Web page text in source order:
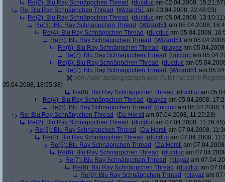
Re(2): Blu Ray Schnäppchen Thread (ducduc am 02.04.2008, 15:21:57)
Re: Blu Ray Schnäppchen Thread (Wizard51 am 03.04.2008, 22:48:03)
Re(2): Blu Ray Schnäppchen Thread (ducduc am 05.04.2008, 13:10:11)
Re(3): Blu Ray Schnäppchen Thread (Wizard51 am 05.04.2008,
Re(4): Blu Ray Schnäppchen Thread (ducduc am 05.04.2008,
Re(5): Blu Ray Schnäppchen Thread (Wizard51 am
Re(6): Blu Ray Schnäppchen Thread (playaz am
Re(7): Blu Ray Schnäppchen Thread (ducduc am
Re(6): Blu Ray Schnäppchen Thread (ducduc am
Re(7): Blu Ray Schnäppchen Thread (Wizard51 am
Vom Autor zurückgezogen oder Autor hat seine
05.04.2008, 18:55:38)
Re(8): Blu Ray Schnäppchen Thread (ducduc am
Re(4): Blu Ray Schnäppchen Thread (playaz am 05.04.2008,
Re(5): Blu Ray Schnäppchen Thread (ducduc am 05.04.2008,
Re: Blu Ray Schnäppchen Thread (Da Horstl am 07.04.2008, 11:25:23)
Re(2): Blu Ray Schnäppchen Thread (ducduc am 07.04.2008, 11:26:45)
Re(3): Blu Ray Schnäppchen Thread (Da Horstl am 07.04.2008,
Re(4): Blu Ray Schnäppchen Thread (ducduc am 07.04.2008,
Re(5): Blu Ray Schnäppchen Thread (Da Horstl am
Re(6): Blu Ray Schnäppchen Thread (ducduc am
Re(7): Blu Ray Schnäppchen Thread (playaz am
Re(8): Blu Ray Schnäppchen Thread (ducduc am
Re(9): Blu Ray Schnäppchen Thread (playaz am